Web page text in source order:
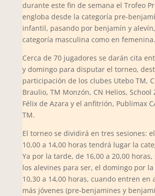
durante este fin de semana el Trofeo
engloba desde la categoría pre-
infantil, pasando por benjamín y
categoría masculina como en femenina.
Cerca de 70 jugadores se darán cita
y domingo para disputar el torneo,
participación de los clubes Utebo TM,
Braulio, TM Monzón, CN Helios, School
Félix de Azara y el anfitrión, Publimax
TM.
El torneo se dividirá en tres sesiones:
10,00 a 14,00 horas tendrá lugar la
Ya por la tarde, de 16,00 a 20,00
los alevines para ser, el domingo por
10,30 a 14,00 horas, cuando entren en
más jóvenes (pre-benjamines y